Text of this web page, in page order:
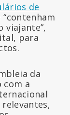
de
“contenham
viajante”,
para
da
com a